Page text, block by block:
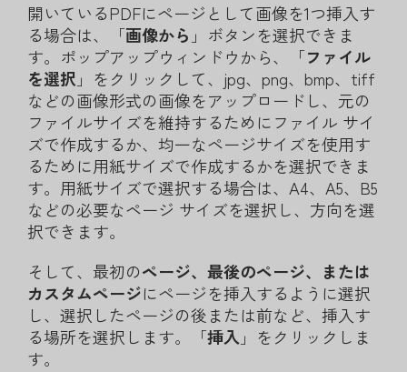
開いているPDFにページとして画像を1つ挿入す
る場合は、「画像から 」ボタンを選択できま
す。ポップアップウィンドウから、「ファイル
を選択 」をクリックして、jpg、png、bmp、tiff
などの画像形式の画像をアップロードし、元の
ファイルサイズを維持するためにファイル サイ
ズで作成するか、均一なページサイズを使用す
るために用紙サイズで作成するかを選択できま
す。用紙サイズで選択する場合は、A4、A5、B5
などの必要なページ サイズを選択し、方向を選
択できます。
そして、最初のページ、最後のページ、または
カスタムページにページを挿入するように選択
し、選択したページの後または前など、挿入す
る場所を選択します。「挿入 」をクリックしま
す。